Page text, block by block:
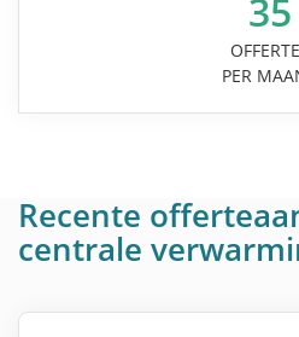
35
PER
Recente
centrale